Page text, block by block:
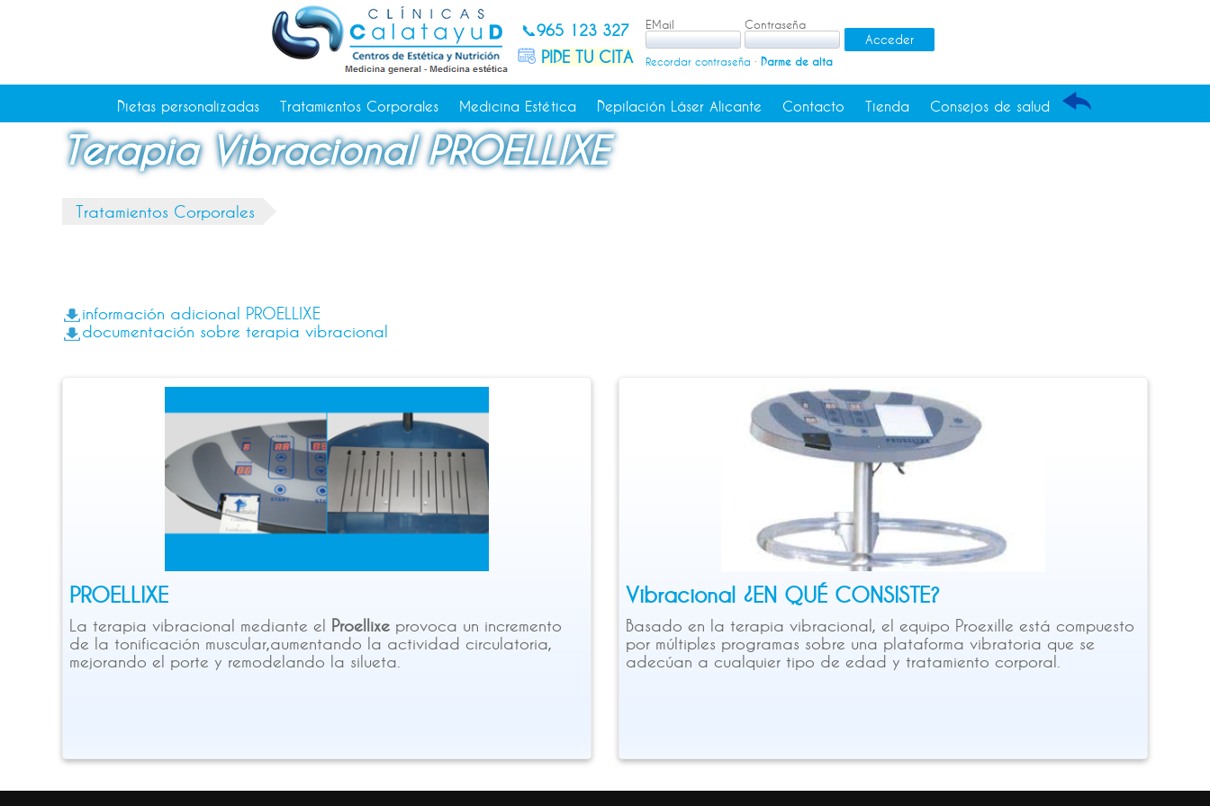
📞965 123 327
PIDE TU CITA
EMail Contraseña
Recordar contraseña · Darme de alta
Dietas personalizadas Tratamientos Corporales Medicina Estética Depilación Láser Alicante Contacto Tienda Consejos de salud
Consejos de salud
Terapia Vibracional PROELLIXE
Tratamientos Corporales
información adicional PROELLIXE
documentación sobre terapia vibracional
PROELLIXE
La terapia vibracional mediante el Proellixe provoca un incremento
de la tonificación muscular,aumentando la actividad circulatoria,
mejorando el porte y remodelando la silueta.
Vibracional ¿EN QUÉ CONSISTE?
Basado en la terapia vibracional, el equipo Proexille está compuesto
por múltiples programas sobre una plataforma vibratoria que se
adecúan a cualquier tipo de edad y tratamiento corporal.